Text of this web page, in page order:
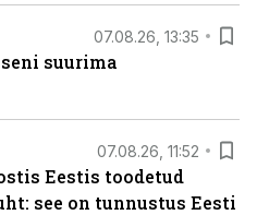
07.08.26, 13:35
suurima
07.08.26, 11:52
Eestis toodetud
see on tunnustus Eesti